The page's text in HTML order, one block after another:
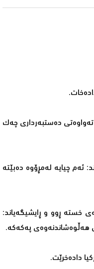
تەواوەتی دەستبەرداری چەك
ئەم چیایە لەمڕۆوە دەبێتە
خستە ڕوو و ڕایشیگەیاند:
هەڵوەشاندنەوەی پەكەكە.
دادەخرێت.